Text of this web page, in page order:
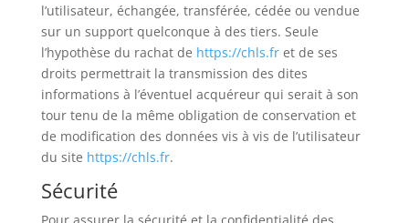
l’utilisateur, échangée, transférée, cédée ou vendue
sur un support quelconque à des tiers. Seule
l’hypothèse du rachat de https://chls.fret de ses
droits permettrait la transmission des dites
informations à l’éventuel acquéreur qui serait à son
tour tenu de la même obligation de conservation et
de modification des données vis à vis de l’utilisateur
du site https://chls.fr.
Sécurité